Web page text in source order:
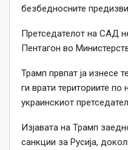
безбедносните
Претседателот на САД
Пентагон во
Трамп првпат ја изнесе
ги врати териториите
украинскиот
Изјавата на Трамп
санкции за Русија,